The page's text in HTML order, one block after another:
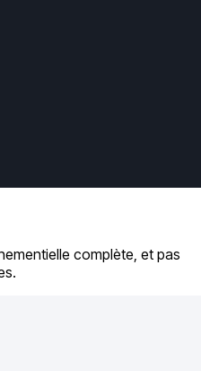
complète, et pas